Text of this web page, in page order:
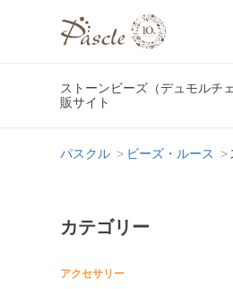
ストーンビーズ（デュモルチ
販サイト
パスクル ビーズ・ルース
カテゴリー
アクセサリー